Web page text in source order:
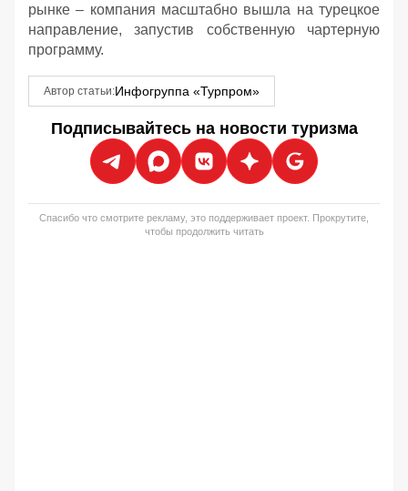
рынке – компания масштабно вышла на турецкое
направление, запустив собственную чартерную
программу.
Автор статьи:Инфогруппа «Турпром»
Подписывайтесь на новости туризма
Спасибо что смотрите рекламу, это поддерживает проект. Прокрутите,
чтобы продолжить читать